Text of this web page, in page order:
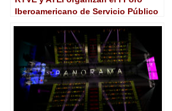
Iberoamericano de Servicio Público